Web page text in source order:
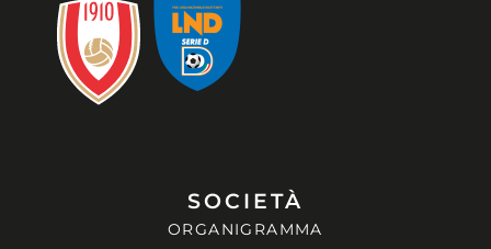
SOCIETÀ
ORGANIGRAMMA